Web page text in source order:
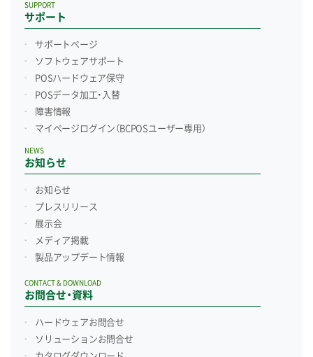
サポート
SUPPORT
サポートページ
ソフトウェアサポート
POSハードウェア保守
POSデータ加工・入替
障害情報
マイページログイン （BCPOSユーザー専用）
お知らせ
NEWS
お知らせ
プレスリリース
展示会
メディア掲載
製品アップデート情報
お問合せ・資料
CONTACT & DOWNLOAD
ハードウェアお問合せ
ソリューションお問合せ